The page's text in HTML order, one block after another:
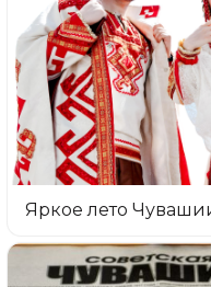
Яркое лето